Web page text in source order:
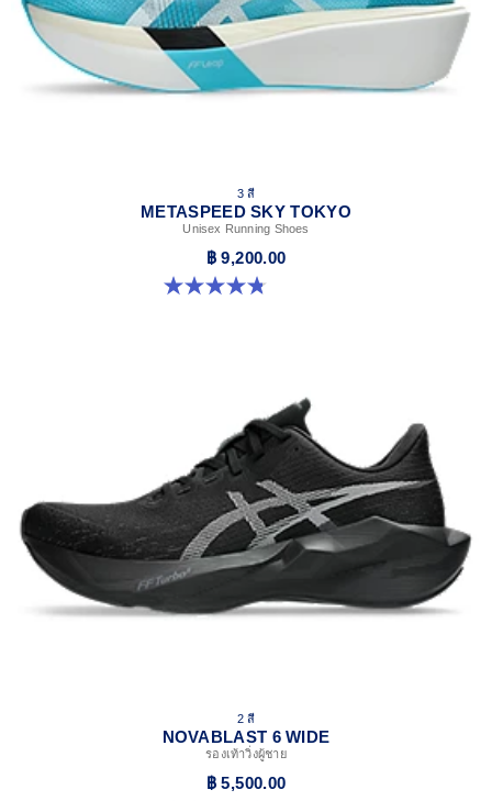
3 สี
METASPEED SKY TOKYO
Unisex Running Shoes
฿ 9,200.00
4.8 จาก 5 ดาว 349 รีวิว
2 สี
NOVABLAST 6 WIDE
รองเท้าวิ่งผู้ชาย
฿ 5,500.00